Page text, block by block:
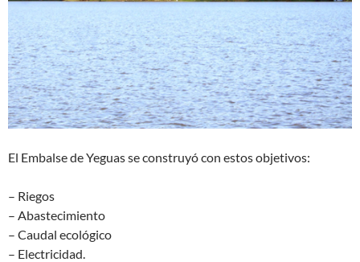
El Embalse de Yeguas se construyó con estos objetivos:
– Riegos
– Abastecimiento
– Caudal ecológico
– Electricidad.